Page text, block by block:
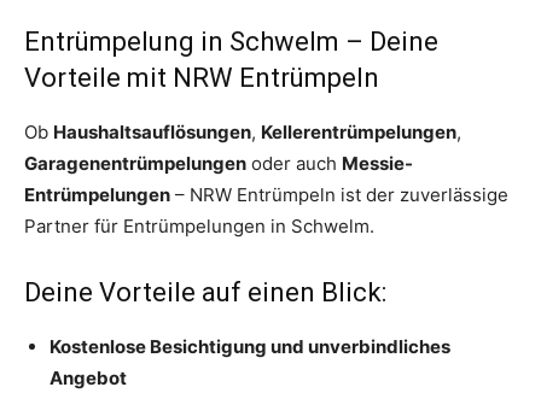
Entrümpelung in Schwelm – Deine
Vorteile mit NRW Entrümpeln
Ob Haushaltsauflösungen, Kellerentrümpelungen,
Garagenentrümpelungen oder auch Messie-
Entrümpelungen – NRW Entrümpeln ist der zuverlässige
Partner für Entrümpelungen in Schwelm.
Deine Vorteile auf einen Blick:
Kostenlose Besichtigung und unverbindliches
Angebot